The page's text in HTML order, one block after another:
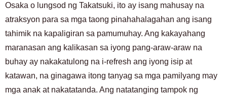
Osaka o lungsod ng Takatsuki, ito ay isang mahusay na
atraksyon para sa mga taong pinahahalagahan ang isang
tahimik na kapaligiran sa pamumuhay. Ang kakayahang
maranasan ang kalikasan sa iyong pang-araw-araw na
buhay ay nakakatulong na i-refresh ang iyong isip at
katawan, na ginagawa itong tanyag sa mga pamilyang may
mga anak at nakatatanda. Ang natatanging tampok ng